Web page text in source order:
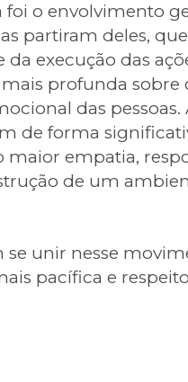
foi o envolvimento
partiram deles,
execução das
profunda sobre
das pessoas.
de forma
maior empatia,
de um
se unir nesse
pacífica e